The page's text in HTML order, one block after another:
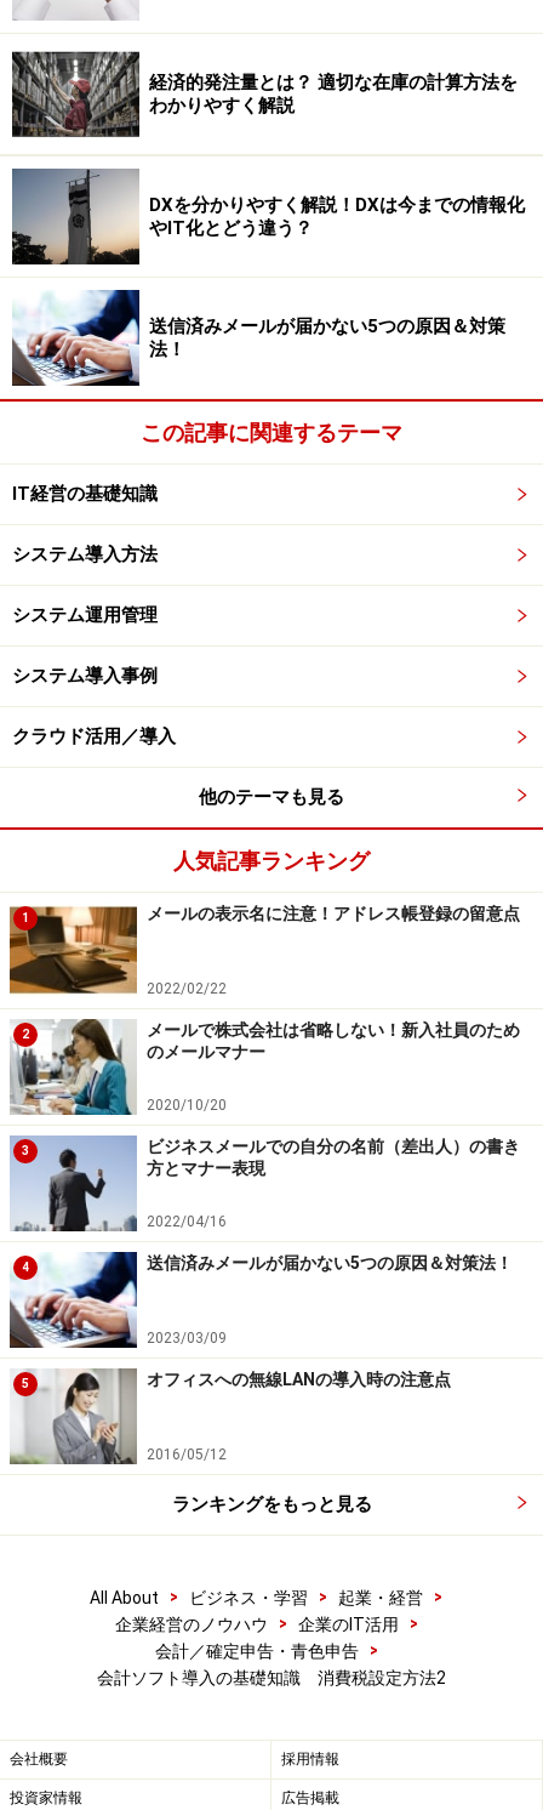
ス業）
簡易課税での計算
｛税込売上×（１００／１０５）×４％｝＝☆
☆－（☆×みなし仕入率）＝消費税額 ← 国に納める
消費税額
消費税額×２５％＝地方消費税額 ← 地方に収める消
費税額
課税売上高1000万円以上5000万円以下の課税業者は原則
課税か簡易課税のどちらかを選択します。課税売上高
5000万円超の課税業者は原則課税です。
※平成15年度税制改正により今までは2億円でしたが、
税が義務付けられ簡易課税制度の適用を受けることがで
きなくなります。
は、簡易課税制度の選択ができますが「消費税簡易課税
制度選択届出書」の届出が必要です。
届出をしていても基準年度の課税売上高が適用可能額を
上回ると、自動的に通常の方法による申告を行うことに
なり、再度下回った場合は提出していた簡易課税届出書
では、次は経理処理の設定をしてみましょう。
※記事内容は執筆時点のものです。最新の内容をご確認くださ
い。
1/2 次のページへ
経済的発注量とは？ 適切な在庫の計算方法を
わかりやすく解説
DXを分かりやすく解説！DXは今までの情報化
やIT化とどう違う？
送信済みメールが届かない5つの原因＆対策
法！
この記事に関連するテーマ
IT経営の基礎知識
システム導入方法
システム運用管理
システム導入事例
クラウド活用／導入
他のテーマも見る
人気記事ランキング
1 メールの表示名に注意！アドレス帳登録の留意点
2022/02/22
2
メールで株式会社は省略しない！新入社員のため
のメールマナー
2020/10/20
3
ビジネスメールでの自分の名前（差出人）の書き
方とマナー表現
2022/04/16
4 送信済みメールが届かない5つの原因＆対策法！
2023/03/09
5 オフィスへの無線LANの導入時の注意点
2016/05/12
ランキングをもっと見る
All About > ビジネス・学習 > 起業・経営
>
企業経営のノウハウ
> 企業のIT活用
>
会計／確定申告・青色申告
>
会計ソフト導入の基礎知識 消費税設定方法2
会社概要 採用情報
投資家情報 広告掲載